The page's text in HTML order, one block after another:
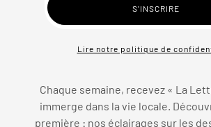
Lire notre politique de
Chaque semaine, recevez « La
immerge dans la vie locale.
première : nos éclairages sur les